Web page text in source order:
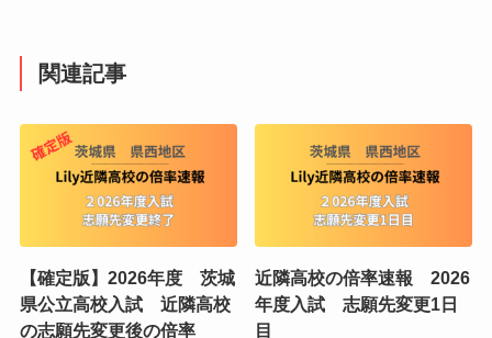
関連記事
【確定版】2026年度 茨城
県公立高校入試 近隣高校
の志願先変更後の倍率
近隣高校の倍率速報 2026
年度入試 志願先変更1日
目